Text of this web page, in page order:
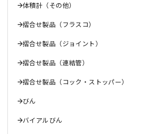
体積計（その他）
摺合せ製品（フラスコ）
摺合せ製品（ジョイント）
摺合せ製品（連結管）
摺合せ製品（コック・ストッパー）
びん
バイアルびん